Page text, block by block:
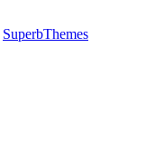
SuperbThemes